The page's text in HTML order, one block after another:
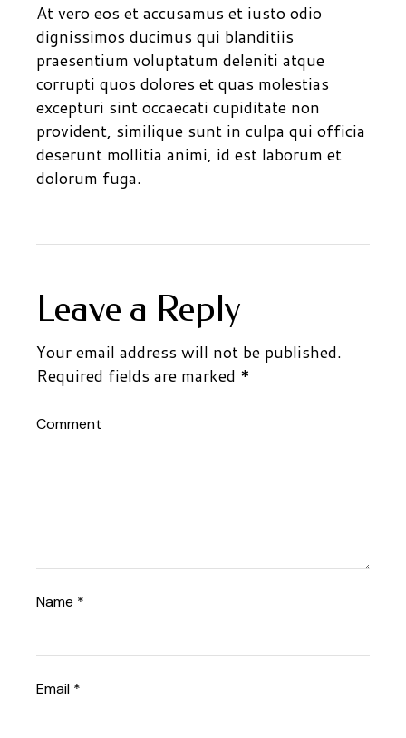
At vero eos et accusamus et iusto odio
dignissimos ducimus qui blanditiis
praesentium voluptatum deleniti atque
corrupti quos dolores et quas molestias
excepturi sint occaecati cupiditate non
provident, similique sunt in culpa qui officia
deserunt mollitia animi, id est laborum et
dolorum fuga.
Leave a Reply
Your email address will not be published.
Required fields are marked *
Comment
Name *
Email *